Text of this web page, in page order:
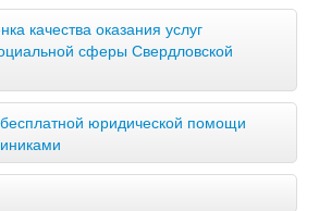
качества оказания услуг
сферы Свердловской
юридической помощи